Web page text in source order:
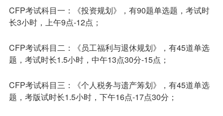
CFP考试科目一：《投资规划》，有90题单选题，考试时
长3小时，上午9点-12点；
CFP考试科目二：《员工福利与退休规划》，有45道单选
题，考试时长1.5小时，中午13点30分-15点；
CFP考试科目三：《个人税务与遗产筹划》，有45道单选
题，考版试时长1.5小时，下午16点-17点30分；